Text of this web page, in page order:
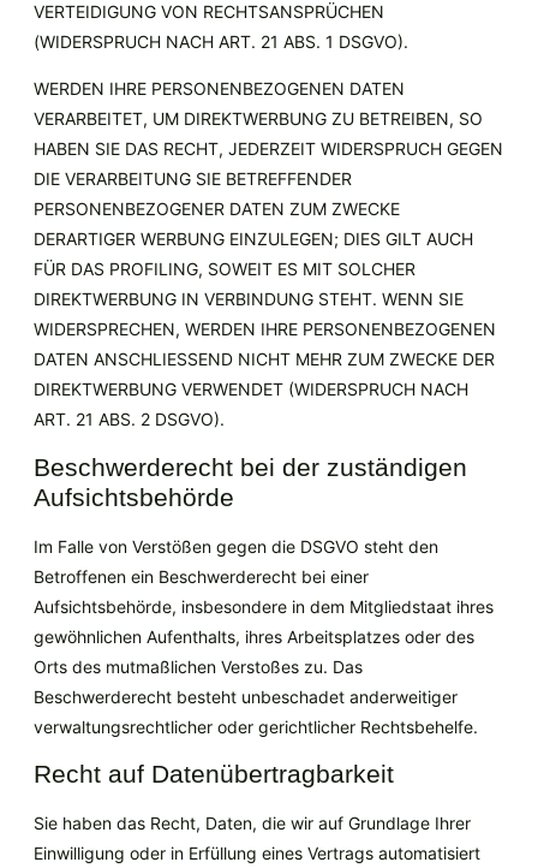
VERTEIDIGUNG VON RECHTSANSPRÜCHEN
(WIDERSPRUCH NACH ART. 21 ABS. 1 DSGVO).
WERDEN IHRE PERSONENBEZOGENEN DATEN
VERARBEITET, UM DIREKTWERBUNG ZU BETREIBEN, SO
HABEN SIE DAS RECHT, JEDERZEIT WIDERSPRUCH GEGEN
DIE VERARBEITUNG SIE BETREFFENDER
PERSONENBEZOGENER DATEN ZUM ZWECKE
DERARTIGER WERBUNG EINZULEGEN; DIES GILT AUCH
FÜR DAS PROFILING, SOWEIT ES MIT SOLCHER
DIREKTWERBUNG IN VERBINDUNG STEHT. WENN SIE
WIDERSPRECHEN, WERDEN IHRE PERSONENBEZOGENEN
DATEN ANSCHLIESSEND NICHT MEHR ZUM ZWECKE DER
DIREKTWERBUNG VERWENDET (WIDERSPRUCH NACH
ART. 21 ABS. 2 DSGVO).
Beschwerde­recht bei der zuständigen
Aufsichts­behörde
Im Falle von Verstößen gegen die DSGVO steht den
Betroffenen ein Beschwerderecht bei einer
Aufsichtsbehörde, insbesondere in dem Mitgliedstaat ihres
gewöhnlichen Aufenthalts, ihres Arbeitsplatzes oder des
Orts des mutmaßlichen Verstoßes zu. Das
Beschwerderecht besteht unbeschadet anderweitiger
verwaltungsrechtlicher oder gerichtlicher Rechtsbehelfe.
Recht auf Daten­übertrag­barkeit
Sie haben das Recht, Daten, die wir auf Grundlage Ihrer
Einwilligung oder in Erfüllung eines Vertrags automatisiert